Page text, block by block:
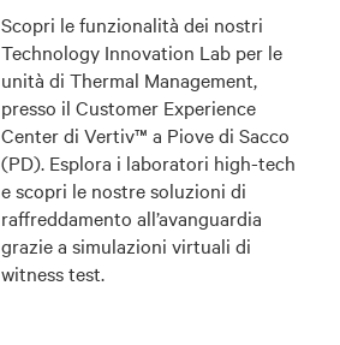
Scopri le funzionalità dei nostri
Technology Innovation Lab per le
unità di Thermal Management,
presso il Customer Experience
Center di Vertiv™ a Piove di Sacco
(PD). Esplora i laboratori high-tech
e scopri le nostre soluzioni di
raffreddamento all’avanguardia
grazie a simulazioni virtuali di
witness test.